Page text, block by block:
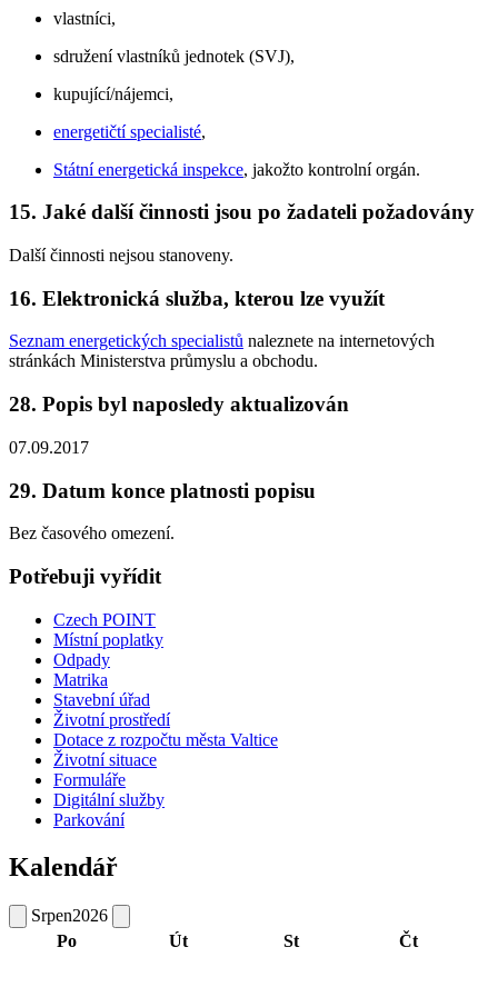
vlastníci,
sdružení vlastníků jednotek (SVJ),
kupující/nájemci,
energetičtí specialisté,
Státní energetická inspekce, jakožto kontrolní orgán.
15. Jaké další činnosti jsou po žadateli požadovány
Další činnosti nejsou stanoveny.
16. Elektronická služba, kterou lze využít
Seznam energetických specialistů naleznete na internetových
stránkách Ministerstva průmyslu a obchodu.
28. Popis byl naposledy aktualizován
07.09.2017
29. Datum konce platnosti popisu
Bez časového omezení.
Potřebuji vyřídit
Czech POINT
Místní poplatky
Odpady
Matrika
Stavební úřad
Životní prostředí
Dotace z rozpočtu města Valtice
Životní situace
Formuláře
Digitální služby
Parkování
Kalendář
Srpen2026
Po
Út St Čt